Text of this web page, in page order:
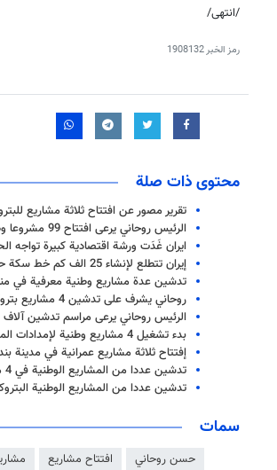
/انتهى/
رمز الخبر1908132
محتوى ذات صلة
تقرير مصور عن افتتاح ثلاثة مشاريع
الرئيس روحاني يرعى افتتاح 99 مشروعا وطنيا في مجال النقل والاعمار
ايران غَدَت ورشة اقتصادية كبيرة تواجه
إيران تتطلع لإنشاء 25 الف كم خط سكة حديد حتى سنة 2025
تدشين عدة مشاريع وطنية معرفية في
روحاني يشرف على تدشين 4 مشاريع بتروكيميائية في عدة محافظات جنوبية
الرئيس روحاني يرعى مراسم تدشين آلاف
بدء تشغيل 4 مشاريع وطنية لإمدادات المياه
إفتتاح ثلاثة مشاريع عمرانية في مدينة
تدشين عددا من المشاريع الوطنية في 4 محافظات
تدشين عددا من المشاريع الوطنية
سمات
حسن روحاني افتتاح مشاريع